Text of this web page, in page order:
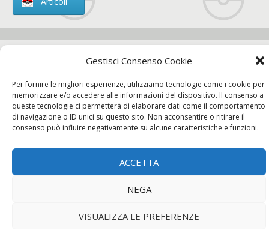
Gestisci Consenso Cookie
Per fornire le migliori esperienze, utilizziamo tecnologie come i cookie per
memorizzare e/o accedere alle informazioni del dispositivo. Il consenso a
queste tecnologie ci permetterà di elaborare dati come il comportamento
di navigazione o ID unici su questo sito. Non acconsentire o ritirare il
consenso può influire negativamente su alcune caratteristiche e funzioni.
ACCETTA
NEGA
VISUALIZZA LE PREFERENZE
Chi siamo
Contatti